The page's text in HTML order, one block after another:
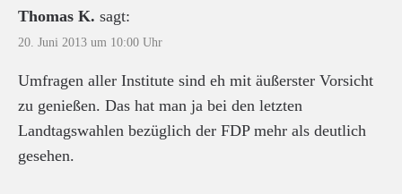
Thomas K. sagt:
20. Juni 2013 um 10:00 Uhr
Umfragen aller Institute sind eh mit äußerster Vorsicht
zu genießen. Das hat man ja bei den letzten
Landtagswahlen bezüglich der FDP mehr als deutlich
gesehen.